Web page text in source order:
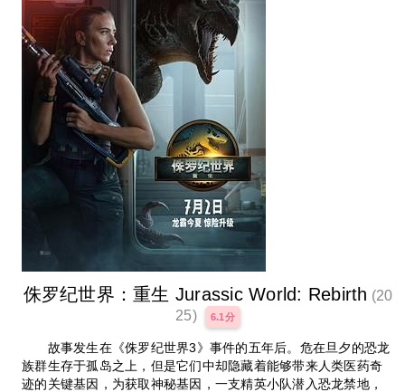
侏罗纪世界：重生 Jurassic World: Rebirth (20
25)
6.1分
故事发生在《侏罗纪世界3》事件的五年后。危在旦夕的恐龙
族群生存于孤岛之上，但是它们中却隐藏着能够带来人类医药奇
迹的关键基因，为获取神秘基因，一支精英小队潜入恐龙禁地，